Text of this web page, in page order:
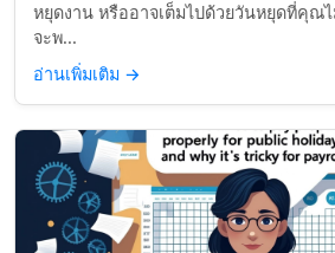
หยุดงาน หรืออาจเต็มไปด้วยวันหยุดที่คุณ
จะพ...
อ่านเพิ่มเติม →